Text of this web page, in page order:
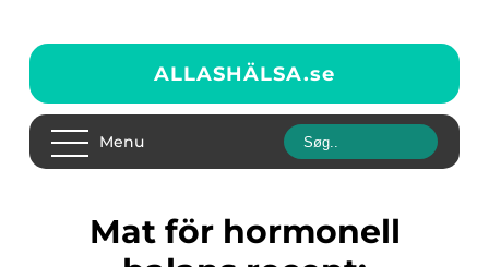
ALLASHÄLSA.se
Menu
Mat för hormonell